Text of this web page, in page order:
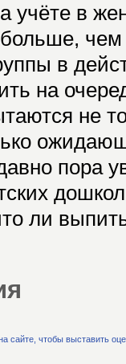
учёте в
в
на
не
пора
ли
сайте, чтобы выставить